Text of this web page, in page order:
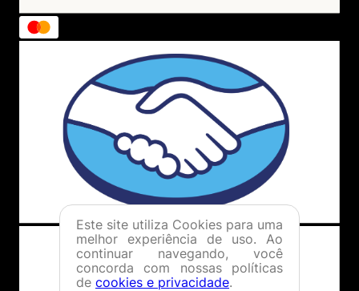
Este site utiliza Cookies para uma
melhor experiência de uso. Ao
continuar navegando, você
concorda com nossas políticas
de cookies e privacidade.